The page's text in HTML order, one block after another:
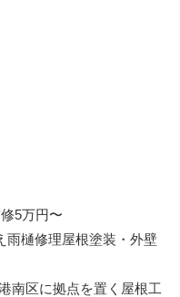
5万円〜
雨樋修理屋根塗装・外壁
南区に拠点を置く屋根工